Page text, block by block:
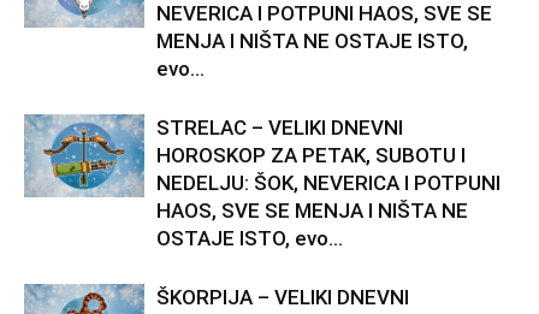
NEVERICA I POTPUNI HAOS, SVE SE
MENJA I NIŠTA NE OSTAJE ISTO,
evo...
STRELAC – VELIKI DNEVNI
HOROSKOP ZA PETAK, SUBOTU I
NEDELJU: ŠOK, NEVERICA I POTPUNI
HAOS, SVE SE MENJA I NIŠTA NE
OSTAJE ISTO, evo...
ŠKORPIJA – VELIKI DNEVNI